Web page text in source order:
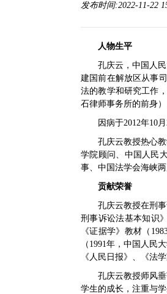
发布时间:2022-11-22
人物生平
孔庆云，中国人
建国前在解放区从事
法的教学和研究工作
石律师事务所的前身
因病于2012年10
孔庆云教授热心
学院顾问、中国人民
事、中国法学会海峡
贡献荣誉
孔庆云教授在刑
刑事诉讼法基本知识
《证据学》教材（
（1991年，中国人民
《人民日报》、《法
孔庆云教授师风
学生的成长，注重与